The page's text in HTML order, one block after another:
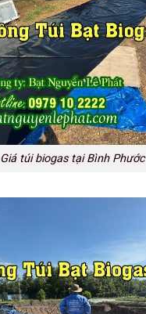
Giá túi biogas tại Bình Phước